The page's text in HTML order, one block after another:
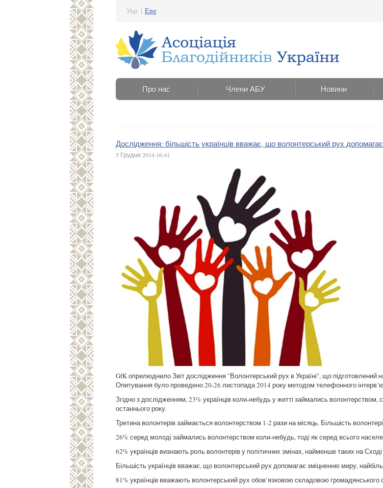
Укр | Eng
Про нас Члени АБУ Новини
Дослідження: більшість українців вважає, що волонтерський рух
5 Грудня 2014 16:41
GfK оприлюднило Звіт дослідження "Волонтерський рух в Україні", що підготовлений
Опитування було проведено 20-26 листопада 2014 року методом телефонного
Згідно з дослідженням, 23% українців коли-небудь у житті займались
останнього року.
Третина волонтерів займається волонтерством 1-2 рази на місяць. Більшість
26% серед молоді займались волонтерством коли-небудь, тоді як серед всього
62% українців визнають роль волонтерів у політичних змінах, найменше таких на
Більшість українців вважає, що волонтерський рух допомагає зміцненню миру,
81% українців вважають волонтерський рух обов’язковою складовою громадянського